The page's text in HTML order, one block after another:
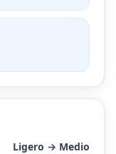
Ligero → Medio